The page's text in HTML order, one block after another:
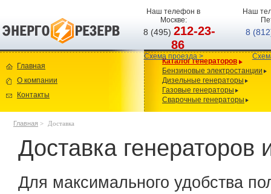
Наш телефон в
Москве:
8 (495)212-23-
86
Схема проезда >
Наш
8
Главная
О компании
Контакты
Каталог генераторов
Бензиновые электростанции
Дизельные генераторы
Газовые генераторы
Сварочные генераторы
Главная > Доставка
Доставка генераторов
Для максимального удобства